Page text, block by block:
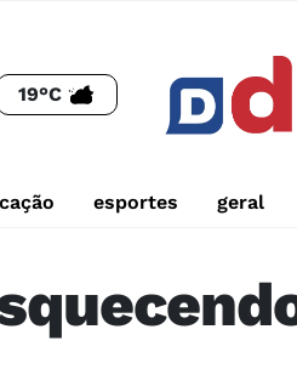
19°C
esportes geral